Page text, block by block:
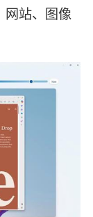
网站、图像